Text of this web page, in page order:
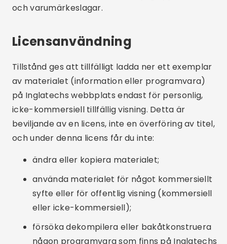
och varumärkeslagar.
Licensanvändning
Tillstånd ges att tillfälligt ladda ner ett exemplar
av materialet (information eller programvara)
på Inglatechs webbplats endast för personlig,
icke-kommersiell tillfällig visning. Detta är
beviljande av en licens, inte en överföring av titel,
och under denna licens får du inte:
ändra eller kopiera materialet;
använda materialet för något kommersiellt
syfte eller för offentlig visning (kommersiell
eller icke-kommersiell);
försöka dekompilera eller bakåtkonstruera
någon programvara som finns på Inglatechs